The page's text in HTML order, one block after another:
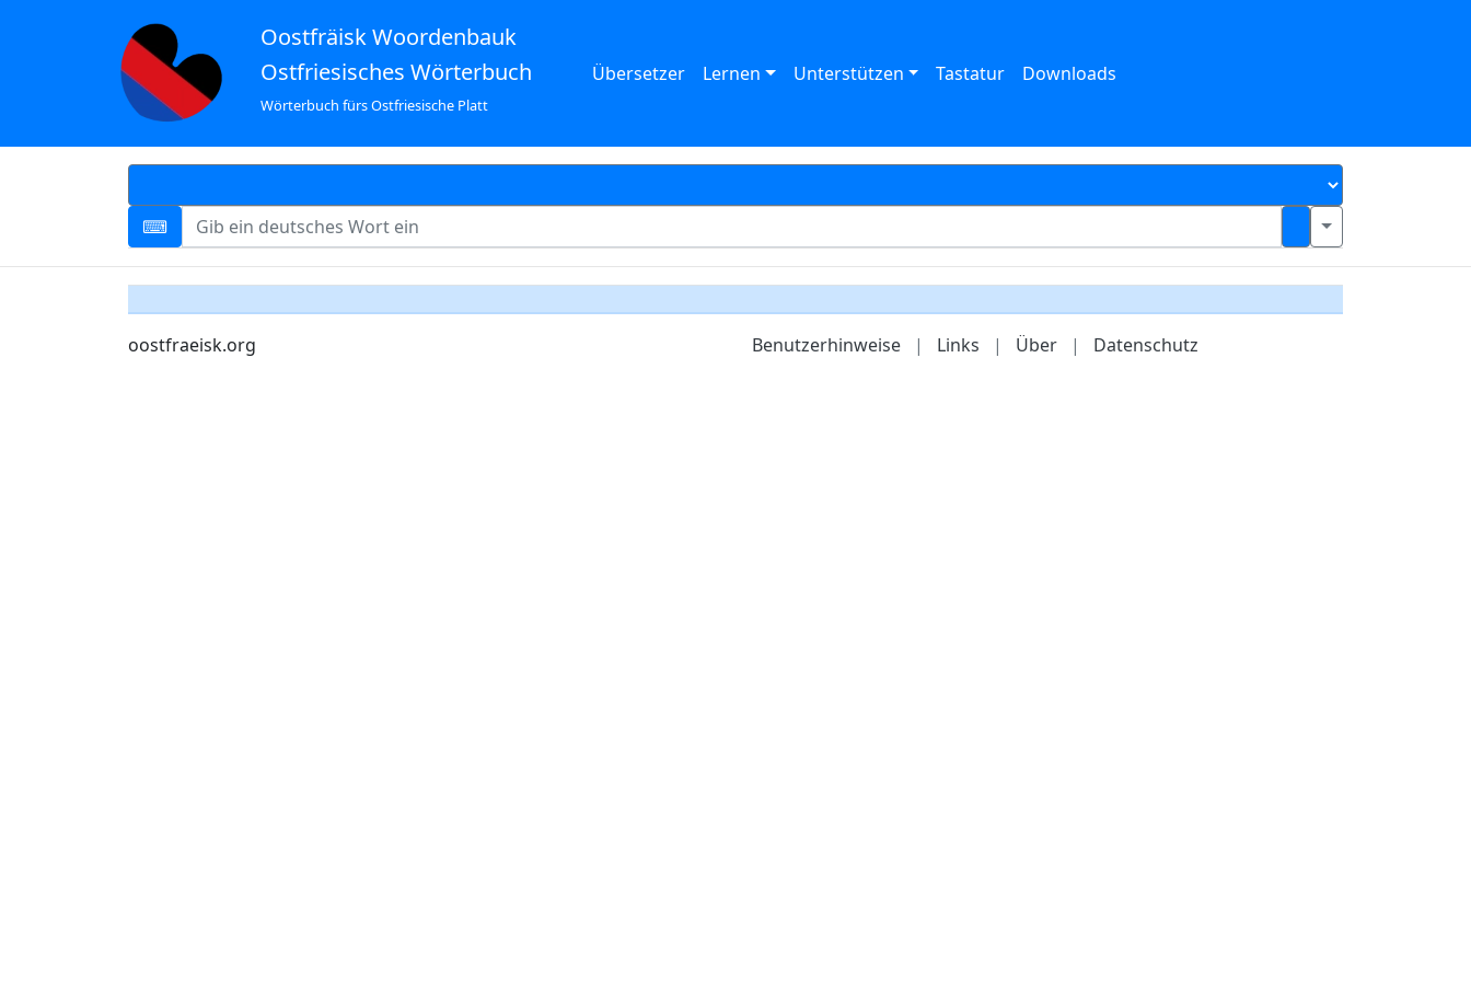
Oostfräisk Woordenbauk
Ostfriesisches Wörterbuch
Wörterbuch fürs Ostfriesische Platt
Übersetzer Lernen Unterstützen Tastatur Downloads
oostfraeisk.org Benutzerhinweise | Links | Über | Datenschutz